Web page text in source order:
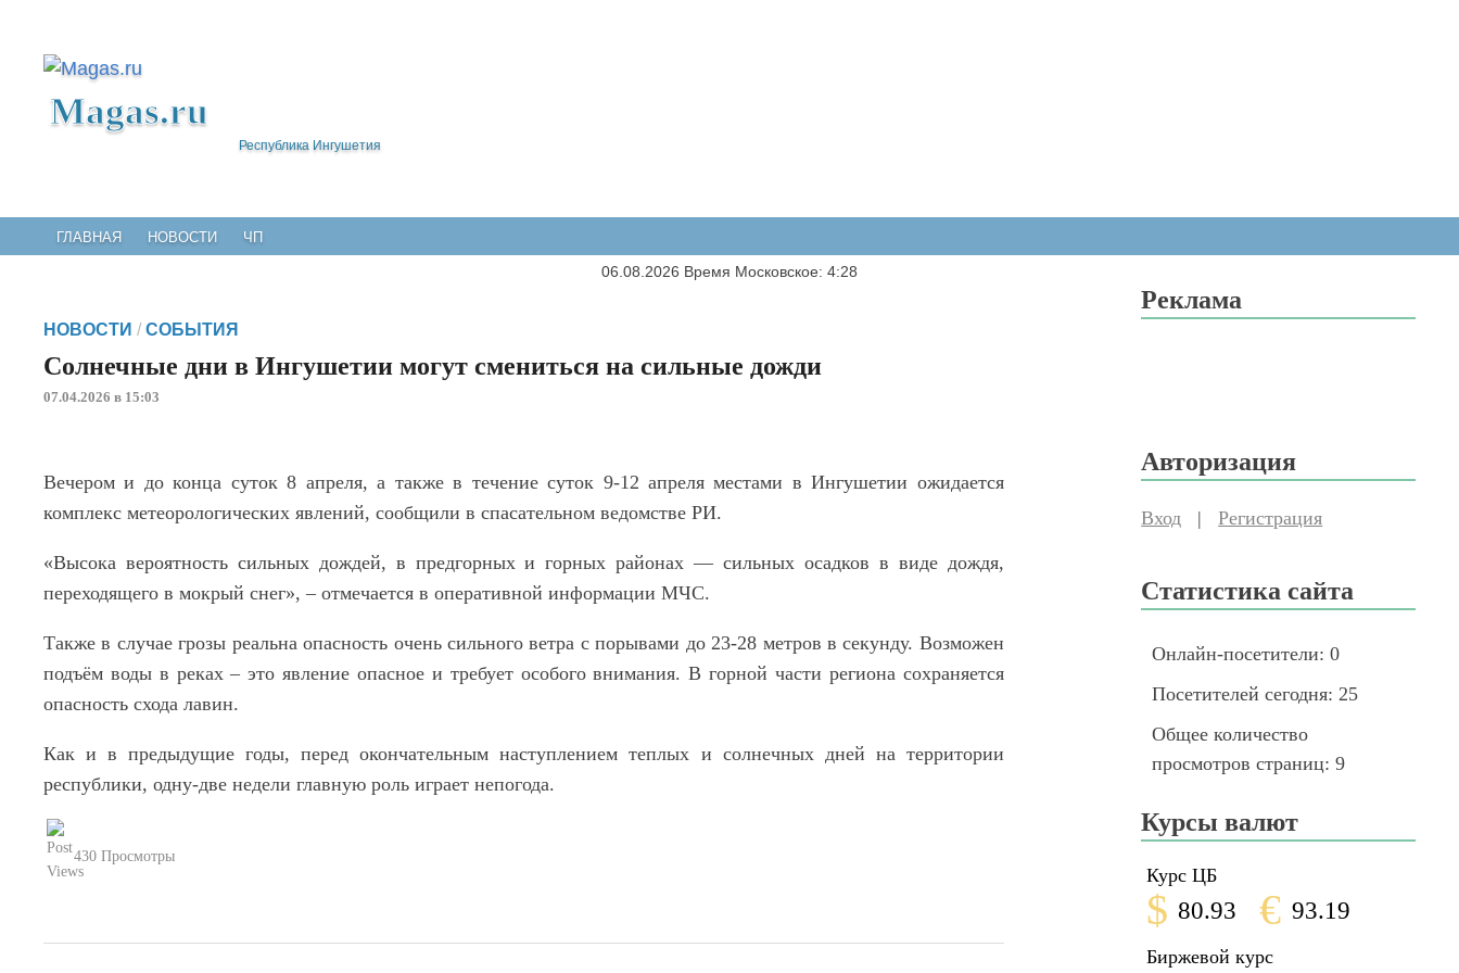
Magas.ru
Республика Ингушетия
ГЛАВНАЯ НОВОСТИ ЧП
06.08.2026 Время Московское: 4:28
НОВОСТИ / СОБЫТИЯ
Солнечные дни в Ингушетии могут смениться на сильные дожди
07.04.2026 в 15:03
Вечером и до конца суток 8 апреля, а также в течение суток 9-12 апреля местами в Ингушетии ожидается
комплекс метеорологических явлений, сообщили в спасательном ведомстве РИ.
«Высока вероятность сильных дождей, в предгорных и горных районах — сильных осадков в виде дождя,
переходящего в мокрый снег», – отмечается в оперативной информации МЧС.
Также в случае грозы реальна опасность очень сильного ветра с порывами до 23-28 метров в секунду. Возможен
подъём воды в реках – это явление опасное и требует особого внимания. В горной части региона сохраняется
опасность схода лавин.
Как и в предыдущие годы, перед окончательным наступлением теплых и солнечных дней на территории
республики, одну-две недели главную роль играет непогода.
430 Просмотры
Реклама
Авторизация
Вход |Регистрация
Статистика сайта
Онлайн-посетители:0
Посетителей сегодня: 25
Общее количество
просмотров страниц:9
Курсы валют
Курс ЦБ
$ 80.93 € 93.19
Биржевой курс